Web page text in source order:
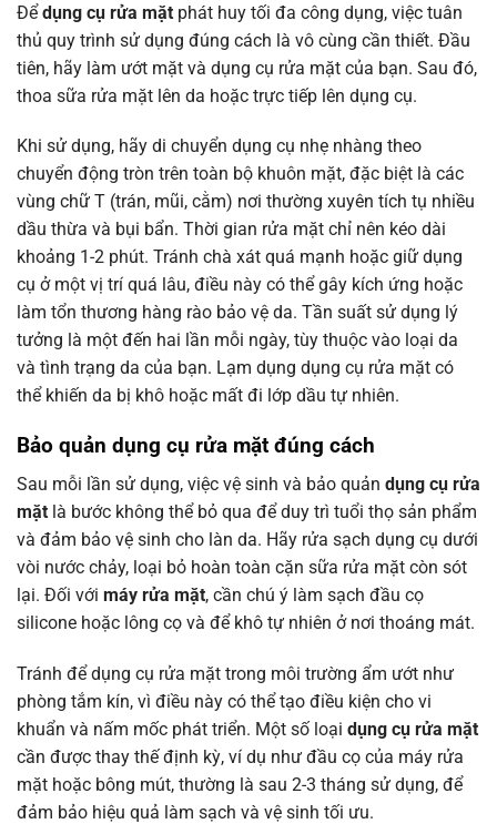
Đểdụng cụ rửa mặt phát huy tối đa công dụng, việc tuân
thủ quy trình sử dụng đúng cách là vô cùng cần thiết. Đầu
tiên, hãy làm ướt mặt và dụng cụ rửa mặt của bạn. Sau đó,
thoa sữa rửa mặt lên da hoặc trực tiếp lên dụng cụ.
Khi sử dụng, hãy di chuyển dụng cụ nhẹ nhàng theo
chuyển động tròn trên toàn bộ khuôn mặt, đặc biệt là các
vùng chữ T (trán, mũi, cằm) nơi thường xuyên tích tụ nhiều
dầu thừa và bụi bẩn. Thời gian rửa mặt chỉ nên kéo dài
khoảng 1-2 phút. Tránh chà xát quá mạnh hoặc giữ dụng
cụ ở một vị trí quá lâu, điều này có thể gây kích ứng hoặc
làm tổn thương hàng rào bảo vệ da. Tần suất sử dụng lý
tưởng là một đến hai lần mỗi ngày, tùy thuộc vào loại da
và tình trạng da của bạn. Lạm dụng dụng cụ rửa mặt có
thể khiến da bị khô hoặc mất đi lớp dầu tự nhiên.
Bảo quản dụng cụ rửa mặt đúng cách
Sau mỗi lần sử dụng, việc vệ sinh và bảo quản dụng cụ rửa
mặt là bước không thể bỏ qua để duy trì tuổi thọ sản phẩm
và đảm bảo vệ sinh cho làn da. Hãy rửa sạch dụng cụ dưới
vòi nước chảy, loại bỏ hoàn toàn cặn sữa rửa mặt còn sót
lại. Đối với máy rửa mặt, cần chú ý làm sạch đầu cọ
silicone hoặc lông cọ và để khô tự nhiên ở nơi thoáng mát.
Tránh để dụng cụ rửa mặt trong môi trường ẩm ướt như
phòng tắm kín, vì điều này có thể tạo điều kiện cho vi
khuẩn và nấm mốc phát triển. Một số loại dụng cụ rửa mặt
cần được thay thế định kỳ, ví dụ như đầu cọ của máy rửa
mặt hoặc bông mút, thường là sau 2-3 tháng sử dụng, để
đảm bảo hiệu quả làm sạch và vệ sinh tối ưu.